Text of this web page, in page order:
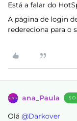
Está a falar do
A página de login
redereciona para o
ana_Paula
Olá ​ @Darkover